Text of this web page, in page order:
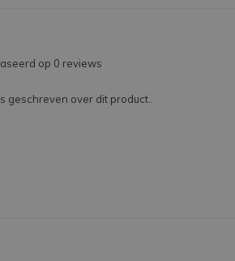
op 0 reviews
geschreven over dit product..